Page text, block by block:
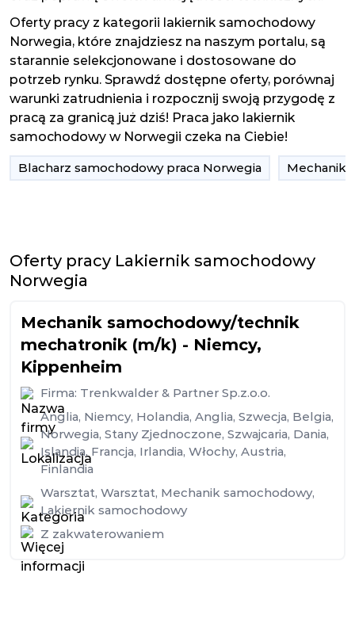
Oferty pracy z kategorii lakiernik samochodowy
Norwegia, które znajdziesz na naszym portalu, są
starannie selekcjonowane i dostosowane do
potrzeb rynku. Sprawdź dostępne oferty, porównaj
warunki zatrudnienia i rozpocznij swoją przygodę z
pracą za granicą już dziś! Praca jako lakiernik
samochodowy w Norwegii czeka na Ciebie!
Blacharz samochodowy praca Norwegia Mechanik
Oferty pracy Lakiernik samochodowy
Norwegia
Mechanik samochodowy/technik
mechatronik (m/k) - Niemcy,
Kippenheim
Firma: Trenkwalder & Partner Sp.z.o.o.
Anglia, Niemcy, Holandia, Anglia, Szwecja, Belgia,
Norwegia, Stany Zjednoczone, Szwajcaria, Dania,
Islandia, Francja, Irlandia, Włochy, Austria,
Finlandia
Warsztat, Warsztat, Mechanik samochodowy,
Lakiernik samochodowy
Z zakwaterowaniem